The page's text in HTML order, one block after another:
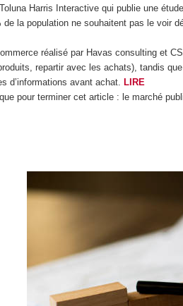
Harris Interactive qui publie une
la population ne souhaitent pas le voir
réalisé par Havas consulting et
repartir avec les achats), tandis
d’informations avant achat. LIRE
pour terminer cet article : le marché